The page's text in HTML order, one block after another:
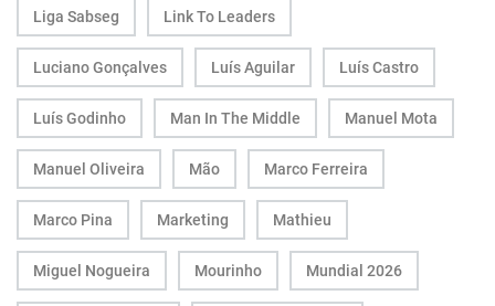
Liga Sabseg Link To Leaders
Luciano Gonçalves Luís Aguilar Luís Castro
Luís Godinho Man In The Middle Manuel Mota
Manuel Oliveira Mão Marco Ferreira
Marco Pina Marketing Mathieu
Miguel Nogueira Mourinho Mundial 2026